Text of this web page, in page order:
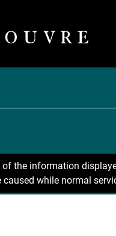
the information
while normal